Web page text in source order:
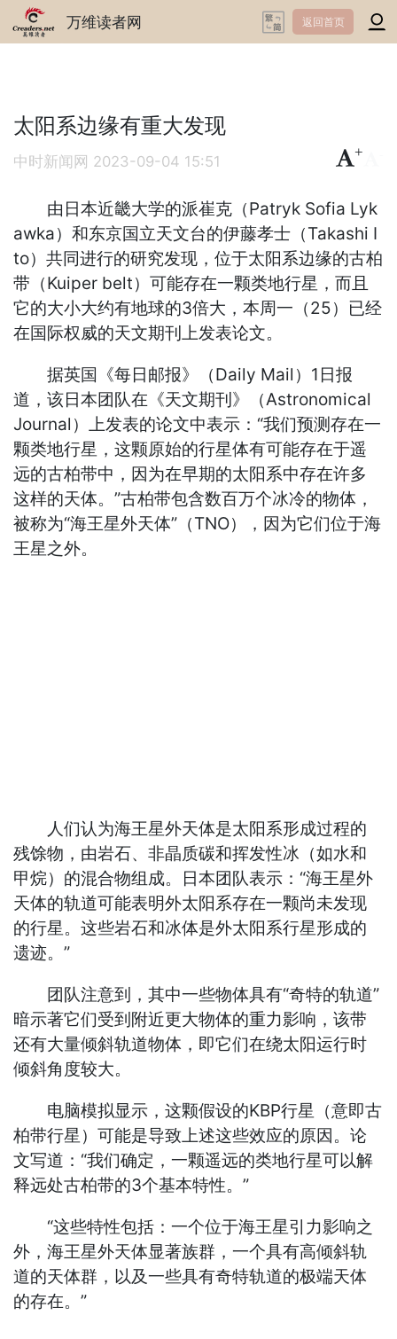
万维读者网 返回首页
太阳系边缘有重大发现
中时新闻网 2023-09-04 15:51
+
由日本近畿大学的派崔克（Patryk Sofia Lyk
awka）和东京国立天文台的伊藤孝士（Takashi I
to）共同进行的研究发现，位于太阳系边缘的古柏
带（Kuiper belt）可能存在一颗类地行星，而且
它的大小大约有地球的3倍大，本周一（25）已经
在国际权威的天文期刊上发表论文。
据英国《每日邮报》（Daily Mail）1日报
道，该日本团队在《天文期刊》（Astronomical
Journal）上发表的论文中表示：“我们预测存在一
颗类地行星，这颗原始的行星体有可能存在于遥
远的古柏带中，因为在早期的太阳系中存在许多
这样的天体。”古柏带包含数百万个冰冷的物体，
被称为“海王星外天体”（TNO），因为它们位于海
王星之外。
人们认为海王星外天体是太阳系形成过程的
残馀物，由岩石、非晶质碳和挥发性冰（如水和
甲烷）的混合物组成。日本团队表示：“海王星外
天体的轨道可能表明外太阳系存在一颗尚未发现
的行星。这些岩石和冰体是外太阳系行星形成的
遗迹。”
团队注意到，其中一些物体具有“奇特的轨道”
暗示著它们受到附近更大物体的重力影响，该带
还有大量倾斜轨道物体，即它们在绕太阳运行时
倾斜角度较大。
电脑模拟显示，这颗假设的KBP行星（意即古
柏带行星）可能是导致上述这些效应的原因。论
文写道：“我们确定，一颗遥远的类地行星可以解
释远处古柏带的3个基本特性。”
“这些特性包括：一个位于海王星引力影响之
外，海王星外天体显著族群，一个具有高倾斜轨
道的天体群，以及一些具有奇特轨道的极端天体
的存在。”